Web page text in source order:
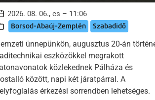
2026. 08. 06., cs – 11:06
Borsod-Abaúj-Zemplén Szabadidő
ünnepünkön, augusztus 20-án
eszközökkel megrakott
közlekednek Pálháza és
között, napi két járatpárral. A
érkezési sorrendben lehetséges.